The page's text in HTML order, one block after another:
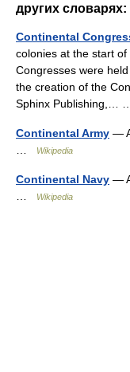
других словарях:
Continental
colonies at the start
Congresses were
the creation of the
Sphinx Publishing,…
Continental Army —
Wikipedia
Continental Navy —
Wikipedia